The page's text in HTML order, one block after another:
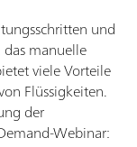
und
manuelle
viele Vorteile
Flüssigkeiten.
der
Webinar: